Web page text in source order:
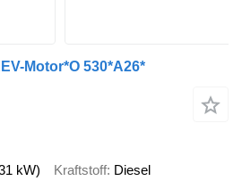
Motor*O 530*A26*
kW) Kraftstoff Diesel